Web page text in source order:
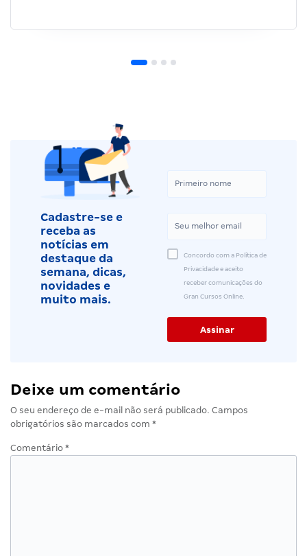
Cadastre-se e
receba as
notícias em
destaque da
semana, dicas,
novidades e
muito mais.
Concordo com a Política de
Privacidade e aceito
receber comunicações do
Gran Cursos Online.
Deixe um comentário
O seu endereço de e-mail não será publicado. Campos
obrigatórios são marcados com *
Comentário *